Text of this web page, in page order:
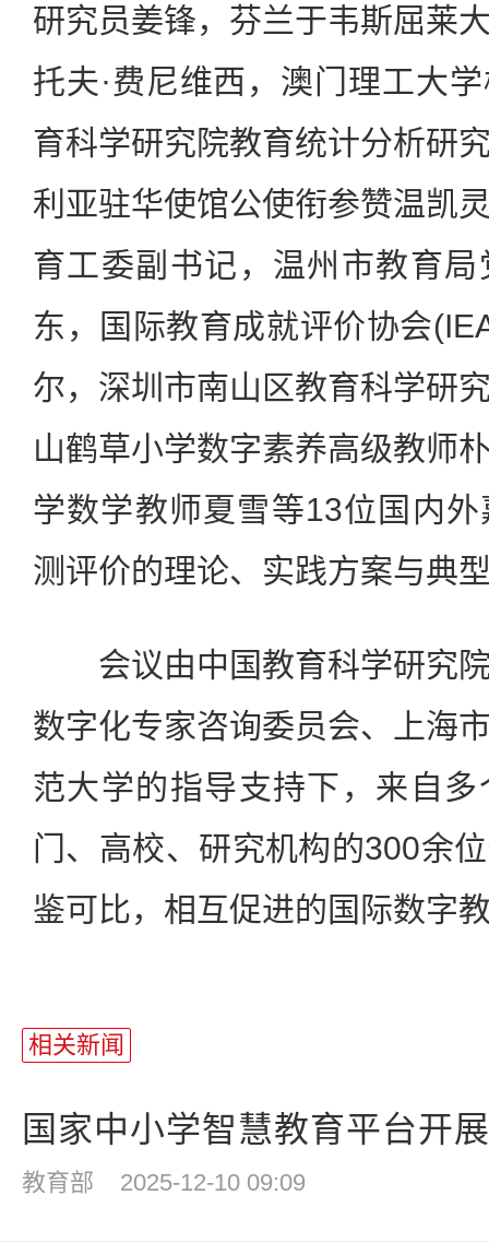
研究员姜锋，芬兰于韦斯屈莱
托夫·费尼维西，澳门理工大
育科学研究院教育统计分析研
利亚驻华使馆公使衔参赞温凯
育工委副书记，温州市教育
东，国际教育成就评价协会
尔，深圳市南山区教育科学研
山鹤草小学数字素养高级教师
学数学教师夏雪等13位国内
测评价的理论、实践方案与典
会议由中国教育科学研究院
数字化专家咨询委员会、上海
范大学的指导支持下，来自
门、高校、研究机构的300余
鉴可比，相互促进的国际数字
相关新闻
国家中小学智慧教育平台开
教育部 2025-12-10 09:09